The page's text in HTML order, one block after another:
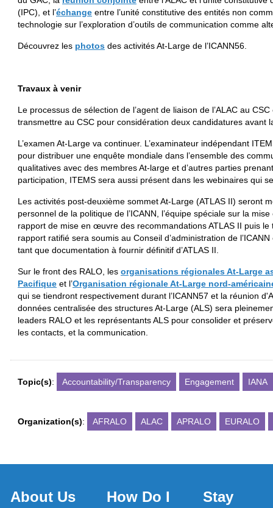
(IPC), et l’échange entre l’unité constitutive des entités non
technologie sur l’exploration d’outils de communication comme
Découvrez les photos des activités At-Large de l’ICANN56.
Travaux à venir
Le processus de sélection de l’agent de liaison de l’ALAC au
transmettre au CSC pour considération deux candidatures avant
L’examen At-Large va continuer. L’examinateur indépendant
pour distribuer une enquête mondiale dans l’ensemble des
qualitatives avec des membres At-large et d’autres parties
participation, ITEMS sera aussi présent dans les webinaires qui
Les activités post-deuxième sommet At-Large (ATLAS II) seront
personnel de la politique de l’ICANN, l’équipe spéciale sur la
rapport de mise en œuvre des recommandations ATLAS II puis le
rapport ratifié sera soumis au Conseil d’administration de
tant que documentation à fournir définitif d’ATLAS II.
Sur le front des RALO, les organisations régionales At-Large
Pacifique et l’Organisation régionale At-Large nord-
qui se tiendront respectivement durant l’ICANN57 et la réunion
données centralisée des structures At-Large (ALS) sera
leaders RALO et les représentants ALS pour consolider et
les contacts, et la communication.
Topic(s): Accountability/Transparency Engagement IANA
Organization(s): AFRALO ALAC APRALO EURALO
About Us How Do I
Stay